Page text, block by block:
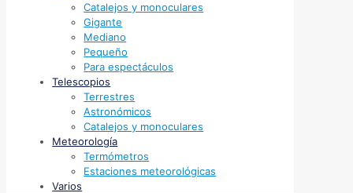
Catalejos y monoculares
Gigante
Mediano
Pequeño
Para espectáculos
Telescopios
Terrestres
Astronómicos
Catalejos y monoculares
Meteorología
Termómetros
Estaciones meteorológicas
Varios